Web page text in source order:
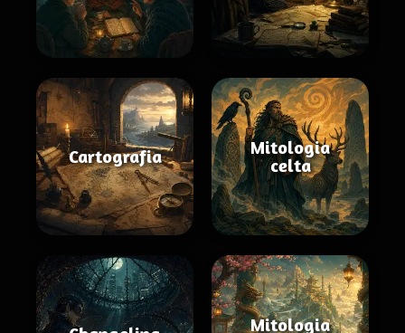
Cartografia
Mitologia
celta
Mitologia